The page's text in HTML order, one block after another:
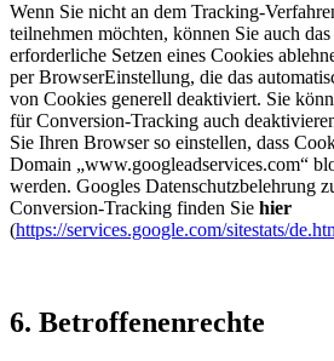
Wenn Sie nicht an dem Tracking-
teilnehmen möchten, können Sie auch
erforderliche Setzen eines Cookies
per BrowserEinstellung, die das
von Cookies generell deaktiviert. Sie
für Conversion-Tracking auch
Sie Ihren Browser so einstellen, dass
Domain „www.googleadservices.com“
werden. Googles Datenschutzbelehrung
Conversion-Tracking finden Sie hier
(https://services.google.com/sitestats/
6. Betroffenenrechte